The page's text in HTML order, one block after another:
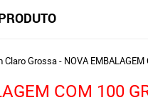
Grossa - NOVA EMBALAGEM
COM 100